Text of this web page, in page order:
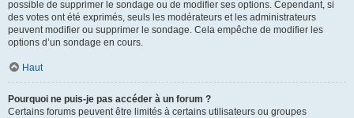
possible de supprimer le sondage ou de modifier ses options. Cependant, si
des votes ont été exprimés, seuls les modérateurs et les administrateurs
peuvent modifier ou supprimer le sondage. Cela empêche de modifier les
options d’un sondage en cours.
Haut
Pourquoi ne puis-je pas accéder à un forum ?
Certains forums peuvent être limités à certains utilisateurs ou groupes